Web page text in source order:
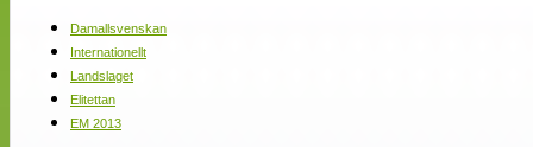
Damallsvenskan
Internationellt
Landslaget
Elitettan
EM 2013